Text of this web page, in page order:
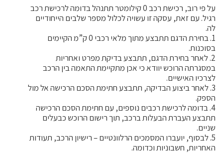
על פי רוב, רכישת רכב 0 קילומטר תתנהל בדומה לרכישת רכב
רגיל. עם זאת, עסקה זו עשויה לכלול מספר שלבים הייחודיים
לה.
1. בחירת הדגם תתבצע מתוך מלאי רכבי 0 ק”מ הקיימים
בסוכנות.
2. לאחר בחירת הדגם, תתבצע בדיקת מפרט ואחריות
במסגרתה הרוכש יוודא כי אכן מתקיימת התאמה בין הרכב
לצרכיו האישיים.
3. לאחר ביצוע הבדיקה, תתבצע חתימת הסכם הרכישה אל מול
הספק.
4. בדומה לרכישת רכבים נוספים, עם חתימת הסכם הרכישה
תתבצע העברת הבעלות ברכב, תוך רישום הרוכש כבעלים
שניים.
5. לבסוף, יועברו המסמכים הרלוונטיים – רישיון הרכב, תעודות
האחריות, חשבוניות וכדומה.